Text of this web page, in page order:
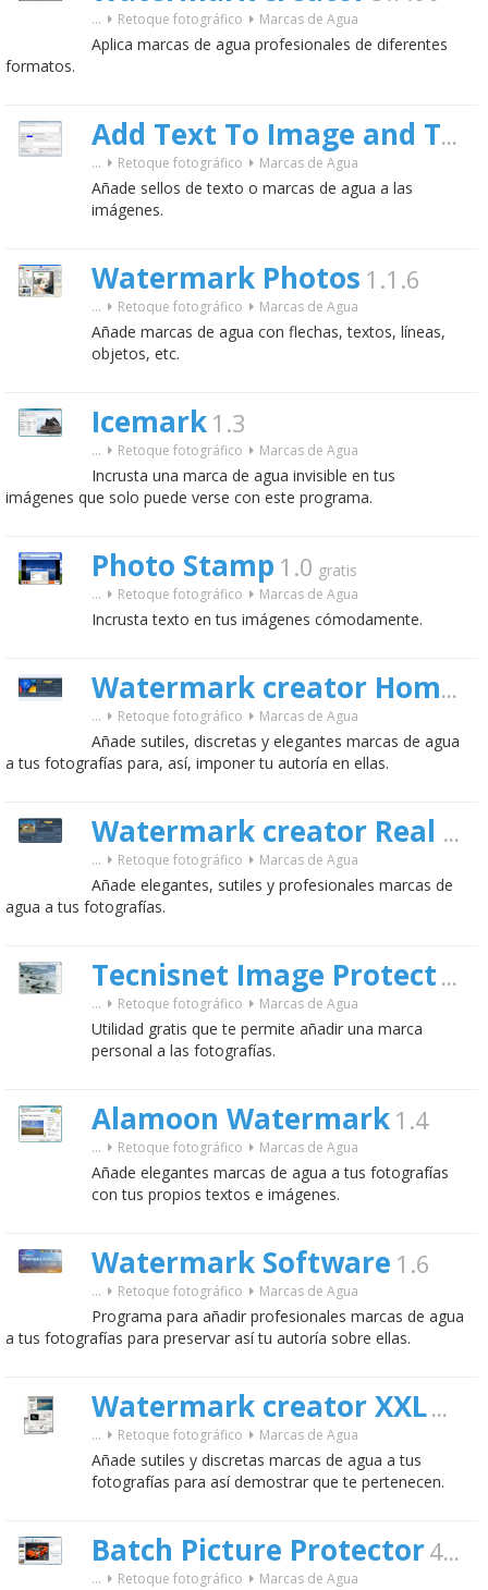
... Retoque fotográfico Marcas de Agua
Aplica marcas de agua profesionales de diferentes
formatos.
Add Text To Image and Text Watermarking
... Retoque fotográfico Marcas de Agua
Añade sellos de texto o marcas de agua a las
imágenes.
Watermark Photos 1.1.6
... Retoque fotográfico Marcas de Agua
Añade marcas de agua con flechas, textos, líneas,
objetos, etc.
Icemark 1.3
... Retoque fotográfico Marcas de Agua
Incrusta una marca de agua invisible en tus
imágenes que solo puede verse con este programa.
Photo Stamp 1.0 gratis
... Retoque fotográfico Marcas de Agua
Incrusta texto en tus imágenes cómodamente.
Watermark creator Home edition
... Retoque fotográfico Marcas de Agua
Añade sutiles, discretas y elegantes marcas de agua
a tus fotografías para, así, imponer tu autoría en ellas.
Watermark creator Real estate
... Retoque fotográfico Marcas de Agua
Añade elegantes, sutiles y profesionales marcas de
agua a tus fotografías.
Tecnisnet Image Protect 1.1
... Retoque fotográfico Marcas de Agua
Utilidad gratis que te permite añadir una marca
personal a las fotografías.
Alamoon Watermark 1.4
... Retoque fotográfico Marcas de Agua
Añade elegantes marcas de agua a tus fotografías
con tus propios textos e imágenes.
Watermark Software 1.6
... Retoque fotográfico Marcas de Agua
Programa para añadir profesionales marcas de agua
a tus fotografías para preservar así tu autoría sobre ellas.
Watermark creator XXL5.7
... Retoque fotográfico Marcas de Agua
Añade sutiles y discretas marcas de agua a tus
fotografías para así demostrar que te pertenecen.
Batch Picture Protector4.1
... Retoque fotográfico Marcas de Agua